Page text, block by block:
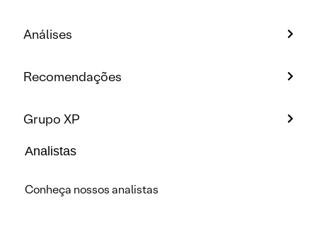
Análises
Recomendações
Grupo XP
Analistas
Conheça nossos analistas